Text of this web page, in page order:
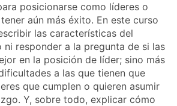
posicionarse como líderes o
aún más éxito. En este curso
las características del
ni responder a la pregunta de si las
en la posición de líder; sino más
a las que tienen que
que cumplen o quieren asumir
Y, sobre todo, explicar cómo